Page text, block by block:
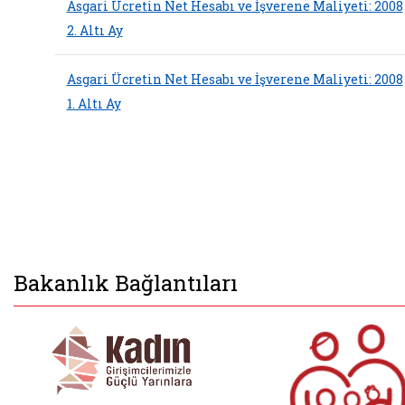
Asgari Ücretin Net Hesabı ve İşverene Maliyeti: 2008
2. Altı Ay
Asgari Ücretin Net Hesabı ve İşverene Maliyeti: 2008
1. Altı Ay
Bakanlık Bağlantıları